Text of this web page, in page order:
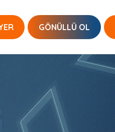
GÖNÜLLÜ OL